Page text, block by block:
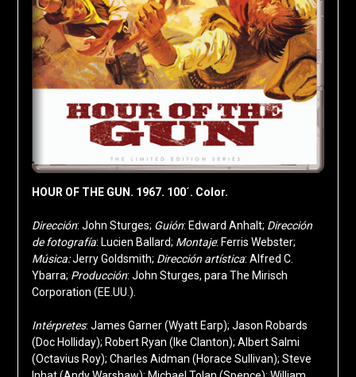
HOUR OF THE GUN. 1967. 100´. Color.
Dirección: John Sturges; Guión: Edward Anhalt; Dirección
de fotografía: Lucien Ballard; Montaje: Ferris Webster;
Música:Jerry Goldsmith; Dirección artística: Alfred C.
Ybarra; Producción: John Sturges, para The Mirisch
Corporation (EE.UU.).
Intérpretes: James Garner (Wyatt Earp); Jason Robards
(Doc Holliday); Robert Ryan (Ike Clanton); Albert Salmi
(Octavius Roy); Charles Aidman (Horace Sullivan); Steve